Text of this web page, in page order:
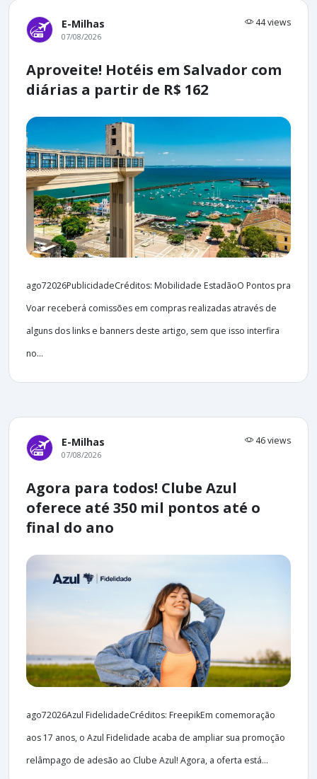
E-Milhas 44 views
07/08/2026
Aproveite! Hotéis em Salvador com
diárias a partir de R$ 162
ago72026PublicidadeCréditos: Mobilidade EstadãoO Pontos pra
Voar receberá comissões em compras realizadas através de
alguns dos links e banners deste artigo, sem que isso interfira
no...
E-Milhas 46 views
07/08/2026
Agora para todos! Clube Azul
oferece até 350 mil pontos até o
final do ano
ago72026Azul FidelidadeCréditos: FreepikEm comemoração
aos 17 anos, o Azul Fidelidade acaba de ampliar sua promoção
relâmpago de adesão ao Clube Azul! Agora, a oferta está...